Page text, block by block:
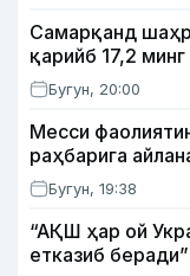
Самарқанд
қарийб 17,2
Бугун, 20:00
Месси
раҳбарига
Бугун, 19:38
“АҚШ ҳар ой
етказиб